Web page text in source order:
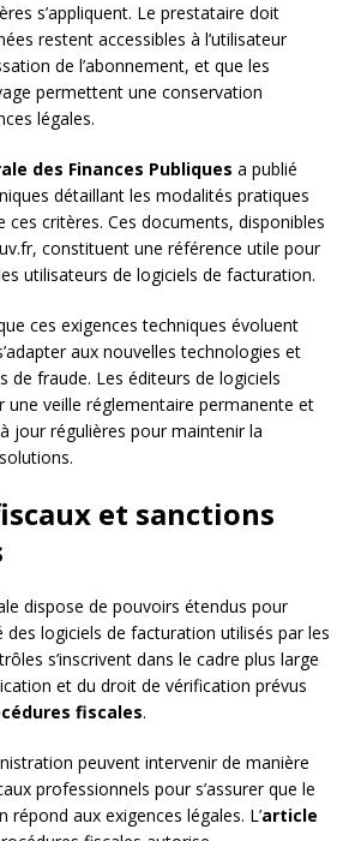
s’appliquent. Le prestataire doit
restent accessibles à l’utilisateur
de l’abonnement, et que les
permettent une conservation
légales.
des Finances Publiques a publié
détaillant les modalités pratiques
critères. Ces documents, disponibles
constituent une référence utile pour
utilisateurs de logiciels de facturation.
ces exigences techniques évoluent
aux nouvelles technologies et
de fraude. Les éditeurs de logiciels
une veille réglementaire permanente et
jour régulières pour maintenir la
et sanctions
dispose de pouvoirs étendus pour
logiciels de facturation utilisés par les
s’inscrivent dans le cadre plus large
et du droit de vérification prévus
fiscales.
peuvent intervenir de manière
professionnels pour s’assurer que le
aux exigences légales. L’article